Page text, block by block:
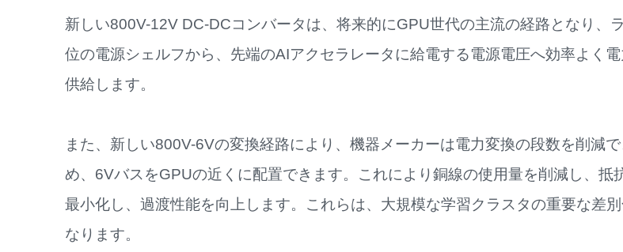
新しい800V-12V DC-DCコンバータは、将来的にGPU世代の主流の経路となり、
位の電源シェルフから、先端のAIアクセラレータに給電する電源電圧へ効率よく
供給します。
また、新しい800V-6Vの変換経路により、機器メーカーは電力変換の段数を削減で
め、6VバスをGPUの近くに配置できます。これにより銅線の使用量を削減し、抵
最小化し、過渡性能を向上します。これらは、大規模な学習クラスタの重要な差
なります。